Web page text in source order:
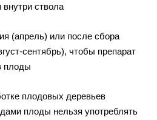
внутри ствола
(апрель) или после сбора
сентябрь), чтобы препарат
плоды
плодовых деревьев
плоды нельзя употреблять